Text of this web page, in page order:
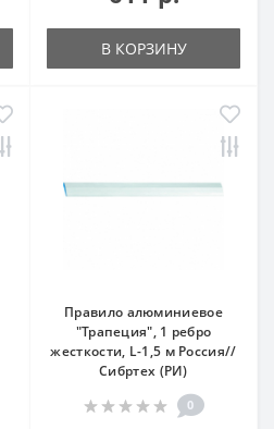
В КОРЗИНУ
Правило алюминиевое
"Трапеция", 1 ребро
жесткости, L-1,5 м Россия//
Сибртех (РИ)
0